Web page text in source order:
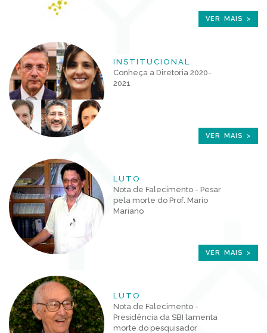
VER MAIS >
INSTITUCIONAL
Conheça a Diretoria 2020-
2021
VER MAIS >
LUTO
Nota de Falecimento - Pesar
pela morte do Prof. Mario
Mariano
VER MAIS >
LUTO
Nota de Falecimento -
Presidência da SBI lamenta
morte do pesquisador